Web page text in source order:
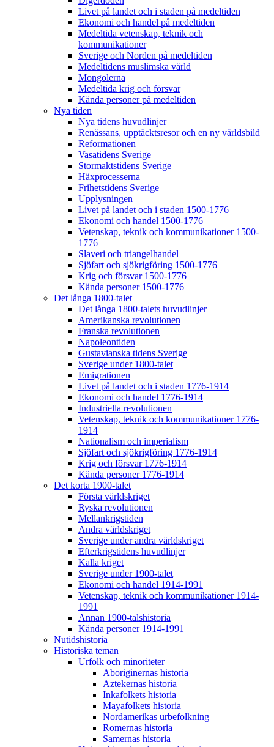
Livet på landet och i staden på medeltiden
Ekonomi och handel på medeltiden
Medeltida vetenskap, teknik och
kommunikationer
Sverige och Norden på medeltiden
Medeltidens muslimska värld
Mongolerna
Medeltida krig och försvar
Kända personer på medeltiden
Nya tiden
Nya tidens huvudlinjer
Renässans, upptäcktsresor och en ny världsbild
Reformationen
Vasatidens Sverige
Stormaktstidens Sverige
Häxprocesserna
Frihetstidens Sverige
Upplysningen
Livet på landet och i staden 1500-1776
Ekonomi och handel 1500-1776
Vetenskap, teknik och kommunikationer 1500-
1776
Slaveri och triangelhandel
Sjöfart och sjökrigföring 1500-1776
Krig och försvar 1500-1776
Kända personer 1500-1776
Det långa 1800-talet
Det långa 1800-talets huvudlinjer
Amerikanska revolutionen
Franska revolutionen
Napoleontiden
Gustavianska tidens Sverige
Sverige under 1800-talet
Emigrationen
Livet på landet och i staden 1776-1914
Ekonomi och handel 1776-1914
Industriella revolutionen
Vetenskap, teknik och kommunikationer 1776-
1914
Nationalism och imperialism
Sjöfart och sjökrigföring 1776-1914
Krig och försvar 1776-1914
Kända personer 1776-1914
Det korta 1900-talet
Första världskriget
Ryska revolutionen
Mellankrigstiden
Andra världskriget
Sverige under andra världskriget
Efterkrigstidens huvudlinjer
Kalla kriget
Sverige under 1900-talet
Ekonomi och handel 1914-1991
Vetenskap, teknik och kommunikationer 1914-
1991
Annan 1900-talshistoria
Kända personer 1914-1991
Nutidshistoria
Historiska teman
Urfolk och minoriteter
Aboriginernas historia
Aztekernas historia
Inkafolkets historia
Mayafolkets historia
Nordamerikas urbefolkning
Romernas historia
Samernas historia